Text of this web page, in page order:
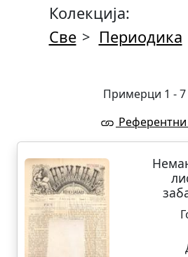
Колекција:
Све > Периодика
Примерци 1 - 7